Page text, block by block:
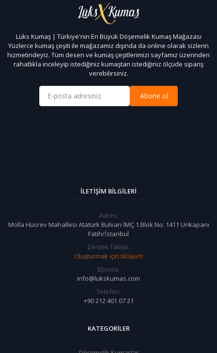
Lüks Kumaş | Türkiye'nin En Büyük Döşemelik Kumaş Mağazası
Yüzlerce kumaş çeşiti ile mağazamız dışında da online olarak sizlerin
hizmetindeyiz. Tüm desen ve kumaş çeşitlerimizi sayfamız üzerinden
rahatlıkla inceleyip istediğiniz kumaştan istediğiniz ölçüde sipariş
verebilirsiniz.
Abone ol
İLETIŞIM BILGILERI
Adres:
Molla Hüsrev Mahallesi Atatürk Bulvarı İMÇ 1.Blok No: 1411 Unkapanı
Fatih/İstanbul
Destek Talebi:
Oluşturmak için tıklayın!
Eposta:
info@lukskumas.com
Telefon:
+90 212 401 07 21
KATEGORILER